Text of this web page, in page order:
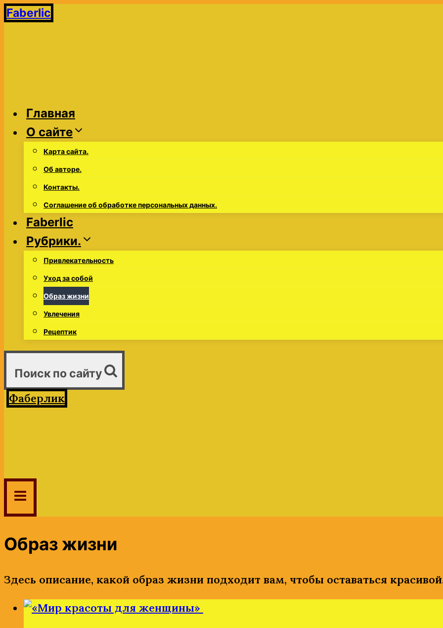
Перейти
Faberlic
Главная
О сайте
Карта сайта.
Об авторе.
Контакты.
Соглашение об обработке персональных данных.
Faberlic
Рубрики.
Привлекательность
Уход за собой
Образ жизни
Увлечения
Рецептик
Поиск по сайту
Фаберлик
Образ жизни
Здесь описание, какой образ жизни подходит вам, чтобы оставаться